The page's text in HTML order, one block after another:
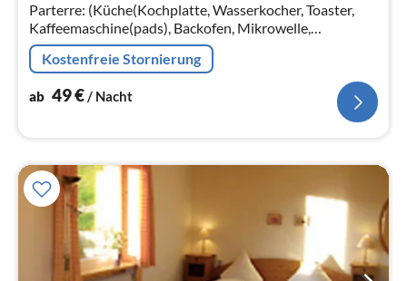
Parterre: (Küche(Kochplatte, Wasserkocher, Toaster,
Kaffeemaschine(pads), Backofen, Mikrowelle,
Spülmaschine), Wohn/Esszimmer(TV),
Schlafzimmer(Doppelbett)
Kostenfreie Stornierung
ab 49€/ Nacht